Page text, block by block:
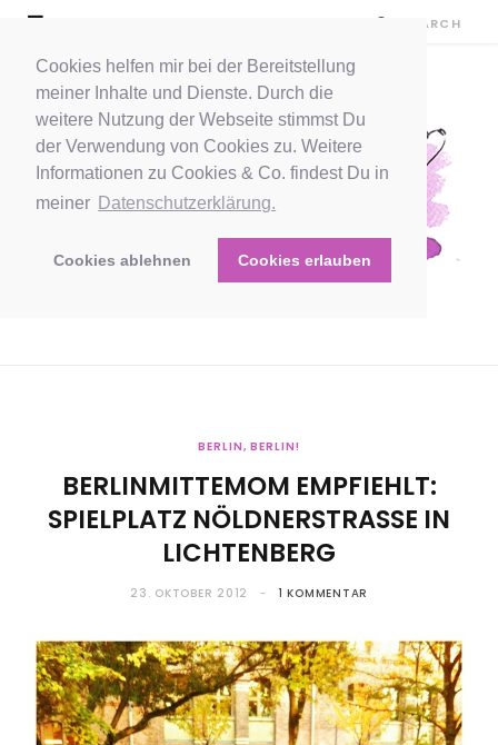
Cookies helfen mir bei der Bereitstellung
meiner Inhalte und Dienste. Durch die
weitere Nutzung der Webseite stimmst Du
der Verwendung von Cookies zu. Weitere
Informationen zu Cookies & Co. findest Du in
meiner Datenschutzerklärung.
Cookies ablehnen Cookies erlauben
BERLIN, BERLIN!
BERLINMITTEMOM EMPFIEHLT:
SPIELPLATZ NÖLDNERSTRASSE IN L
ICHTENBERG
23. OKTOBER 2012 1 KOMMENTAR